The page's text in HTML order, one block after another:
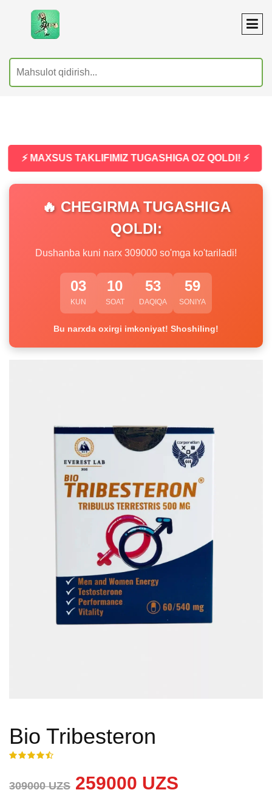
⚡ MAXSUS TAKLIFIMIZ TUGASHIGA OZ QOLDI! ⚡
🔥 CHEGIRMA TUGASHIGA
QOLDI:
Dushanba kuni narx 309000 so'mga ko'tariladi!
03
KUN
10
SOAT
53
DAQIQA
58
SONIYA
Bu narxda oxirgi imkoniyat! Shoshiling!
Bio Tribesteron
309000 UZS 259000 UZS